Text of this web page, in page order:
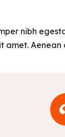
nibh